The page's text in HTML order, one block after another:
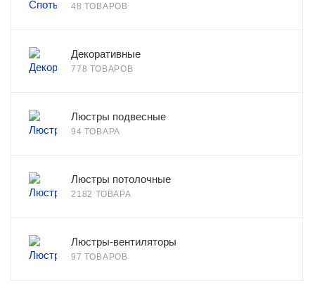
48 ТОВАРОВ
Декоративные
778 ТОВАРОВ
Люстры подвесные
94 ТОВАРА
Люстры потолочные
2182 ТОВАРА
Люстры-вентиляторы
97 ТОВАРОВ